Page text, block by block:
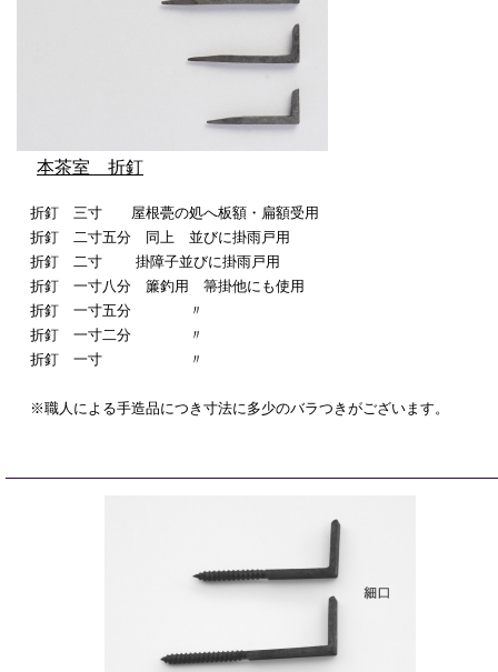
本茶室 折釘
折釘 三寸 屋根甍の処へ板額・扁額受用
折釘 二寸五分 同上 並びに掛雨戸用
折釘 二寸 掛障子並びに掛雨戸用
折釘 一寸八分 簾釣用 箒掛他にも使用
折釘 一寸五分 〃
折釘 一寸二分 〃
折釘 一寸 〃
※職人による手造品につき寸法に多少のバラつきがございます。